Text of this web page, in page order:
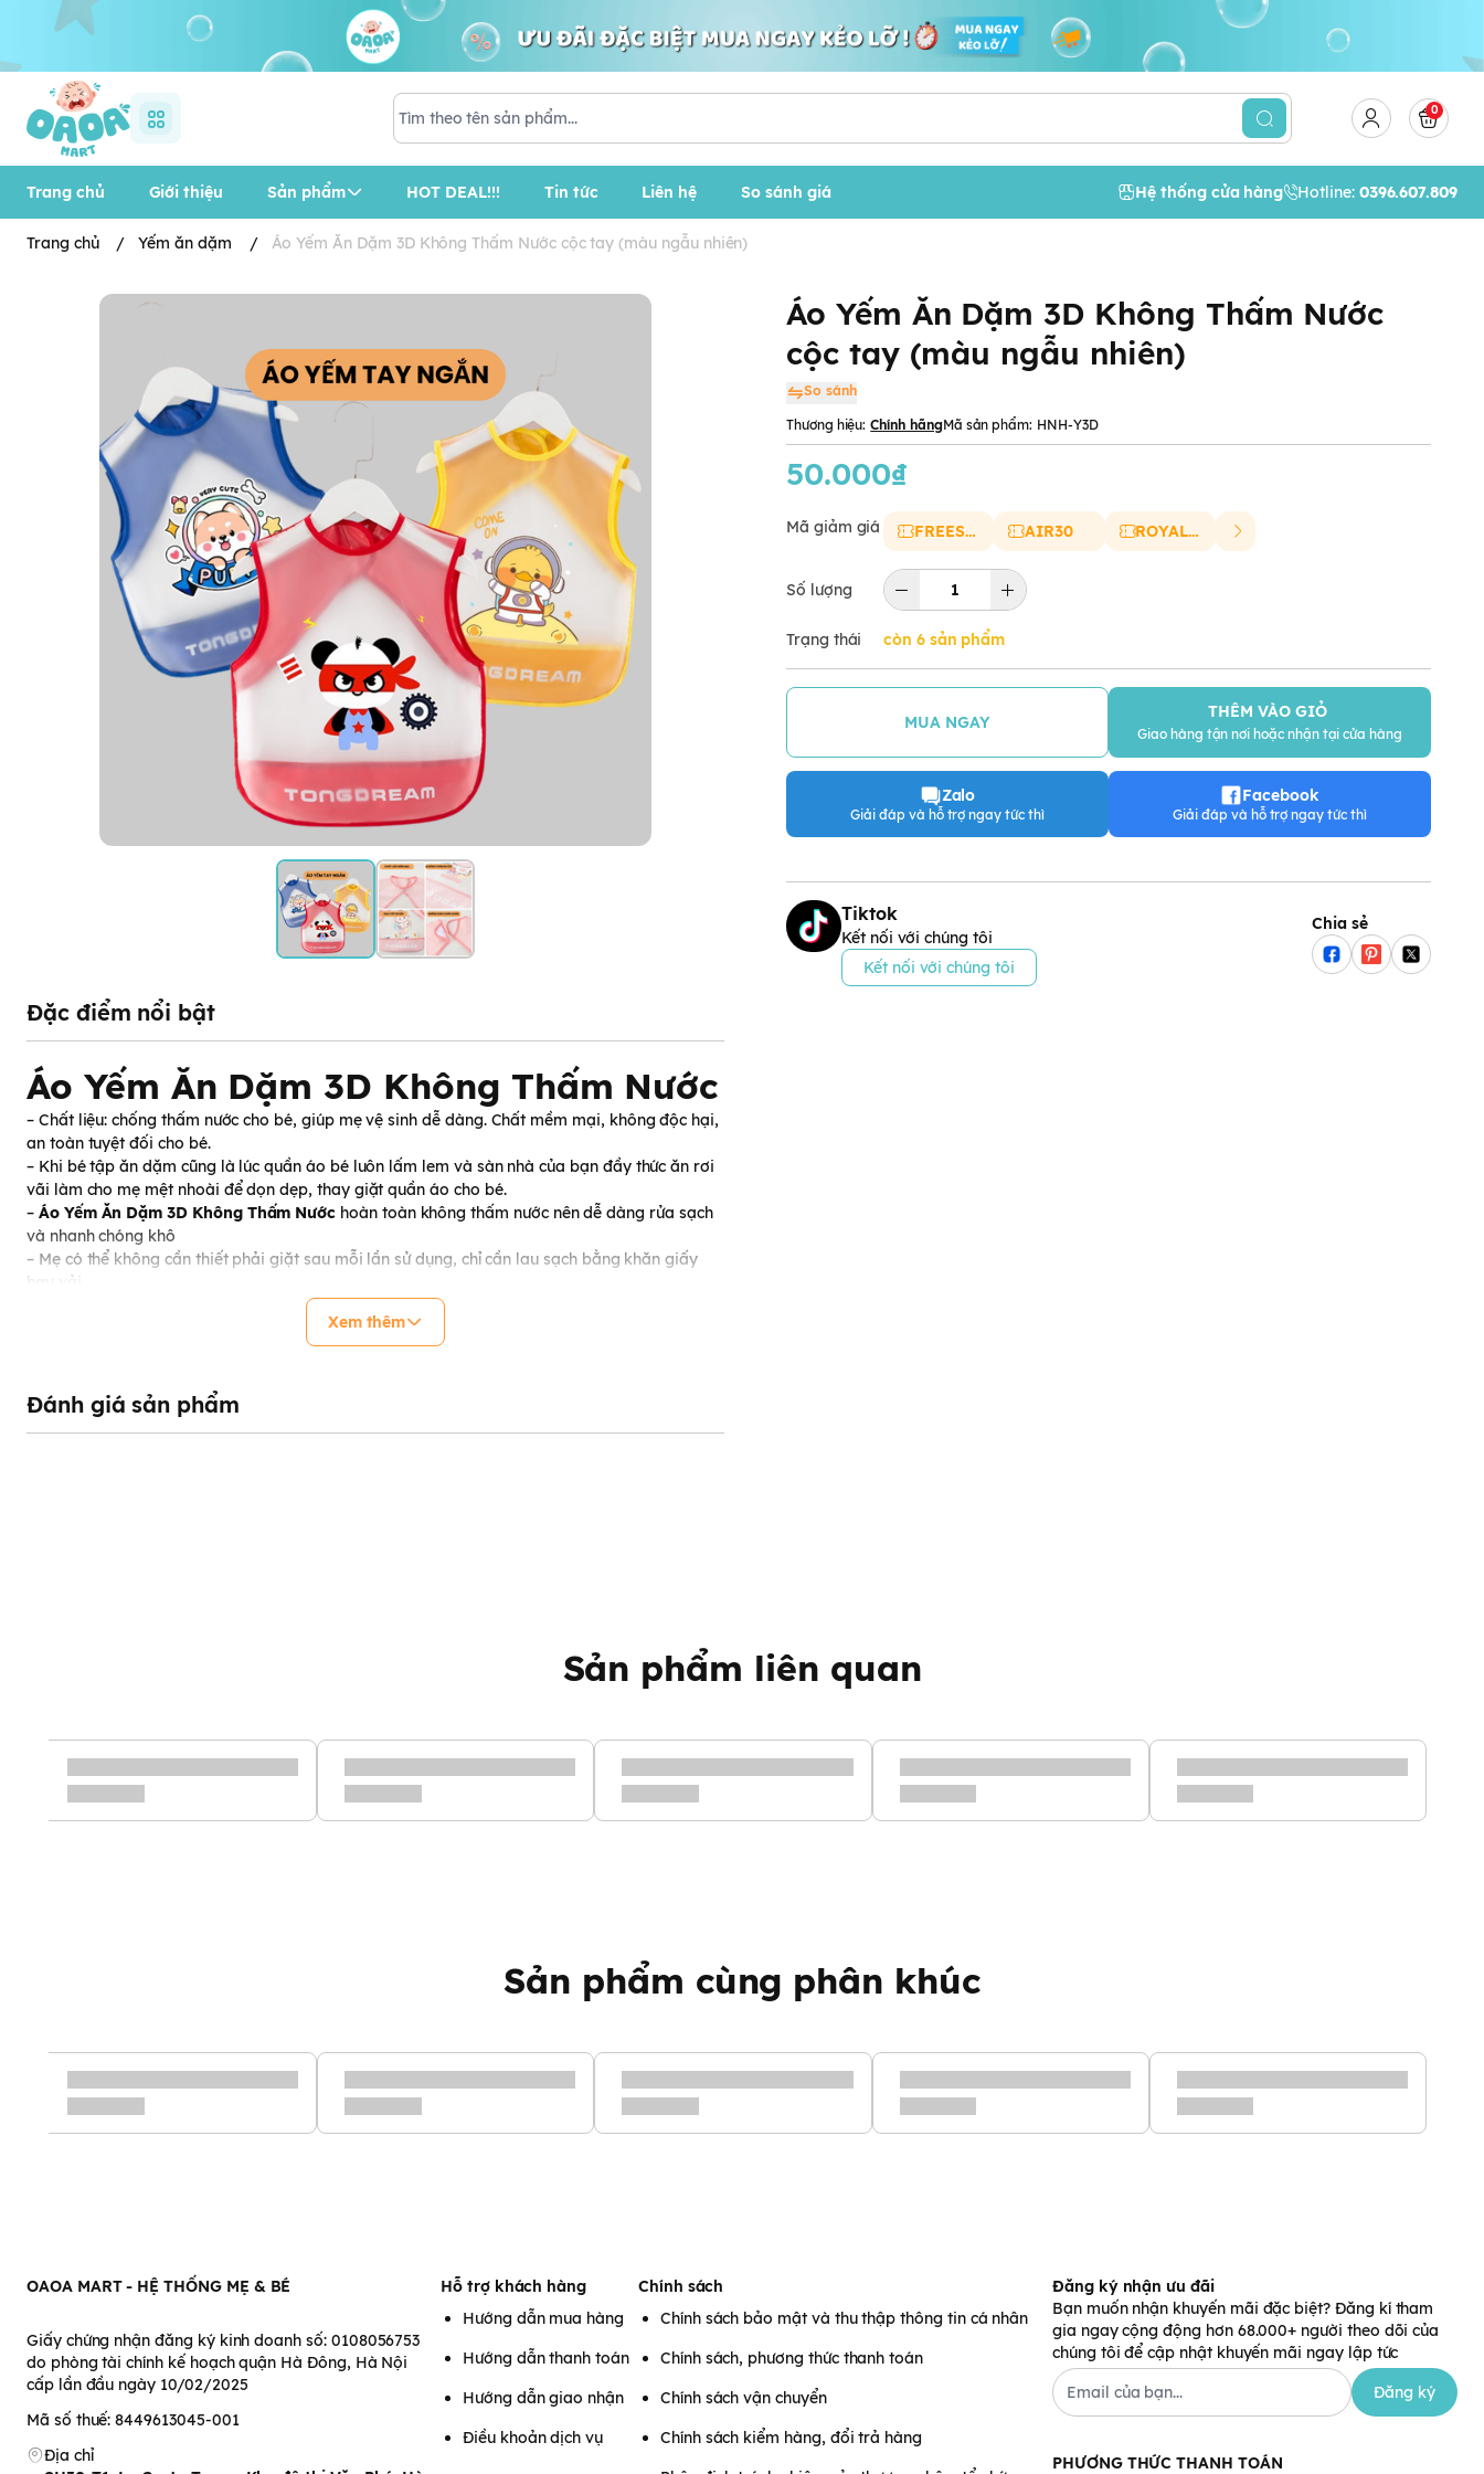
0
Trang chủ Giới thiệu Sản phẩm HOT DEAL!!! Tin tức Liên hệ So sánh giá Hệ thống cửa hàng Hotline: 0396.607.809
Trang chủ / Yếm ăn dặm / Áo Yếm Ăn Dặm 3D Không Thấm Nước cộc tay (màu ngẫu nhiên)
Áo Yếm Ăn Dặm 3D Không Thấm Nước
cộc tay (màu ngẫu nhiên)
So sánh
Thương hiệu: Chính hãngMã sản phẩm: HNH-Y3D
50.000₫
Mã giảm giá FREESHIP AIR30 ROYAL20
Số lượng
Trạng thái còn 6 sản phẩm
MUA NGAY
THÊM VÀO GIỎ
Giao hàng tận nơi hoặc nhận tại cửa hàng
Zalo
Giải đáp và hỗ trợ ngay tức thì
Facebook
Giải đáp và hỗ trợ ngay tức thì
Tiktok
Kết nối với chúng tôi
Kết nối với chúng tôi
Chia sẻ
Đặc điểm nổi bật
Áo Yếm Ăn Dặm 3D Không Thấm Nước
– Chất liệu: chống thấm nước cho bé, giúp mẹ vệ sinh dễ dàng. Chất mềm mại, không độc hại,
an toàn tuyệt đối cho bé.
– Khi bé tập ăn dặm cũng là lúc quần áo bé luôn lấm lem và sàn nhà của bạn đầy thức ăn rơi
vãi làm cho mẹ mệt nhoài để dọn dẹp, thay giặt quần áo cho bé.
– Áo Yếm Ăn Dặm 3D Không Thấm Nước hoàn toàn không thấm nước nên dễ dàng rửa sạch
và nhanh chóng khô
– Mẹ có thể không cần thiết phải giặt sau mỗi lần sử dụng, chỉ cần lau sạch bằng khăn giấy
hay vải.
Áo Yếm Ăn Dặm 3D Không Thấm Nước
có miếng dán chắc chắn có cổ phía sau hoặc miếng
dán tiện dụng giúp yếm không bị rơi khi bé cử động.
Xem thêm
Đánh giá sản phẩm
Sản phẩm liên quan
Sản phẩm cùng phân khúc
OAOA MART - HỆ THỐNG MẸ & BÉ
Giấy chứng nhận đăng ký kinh doanh số: 0108056753
do phòng tài chính kế hoạch quận Hà Đông, Hà Nội
cấp lần đầu ngày 10/02/2025
Mã số thuế: 8449613045-001
Địa chỉ
Hỗ trợ khách hàng
Hướng dẫn mua hàng
Hướng dẫn thanh toán
Hướng dẫn giao nhận
Điều khoản dịch vụ
Chính sách
Chính sách bảo mật và thu thập thông tin cá nhân
Chính sách, phương thức thanh toán
Chính sách vận chuyển
Chính sách kiểm hàng, đổi trả hàng
Đăng ký nhận ưu đãi
Bạn muốn nhận khuyến mãi đặc biệt? Đăng kí tham
gia ngay cộng động hơn 68.000+ người theo dõi của
chúng tôi để cập nhật khuyến mãi ngay lập tức
Đăng ký
PHƯƠNG THỨC THANH TOÁN